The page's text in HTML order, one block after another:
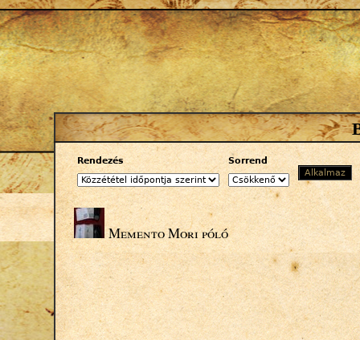
Jump to navigation
Rendezés Sorrend
Memento Mori póló